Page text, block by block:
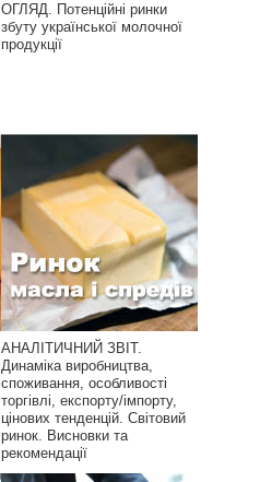
ОГЛЯД. Потенційні ринки
збуту української молочної
продукції
АНАЛІТИЧНИЙ ЗВІТ.
Динаміка виробництва,
споживання, особливості
торгівлі, експорту/імпорту,
цінових тенденцій. Світовий
ринок. Висновки та
рекомендації